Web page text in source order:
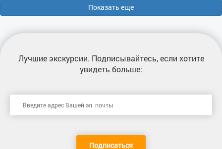
Показать еще
Лучшие экскурсии. Подписывайтесь, если хотите
увидеть больше:
Подписаться